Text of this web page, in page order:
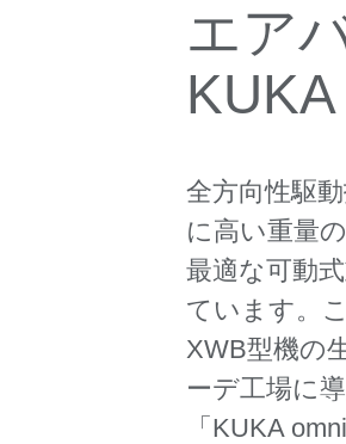
エア
全方向性駆
に高い重量
最適な可動
ています。
XWB型機の
ーデ工場に
「KUKA